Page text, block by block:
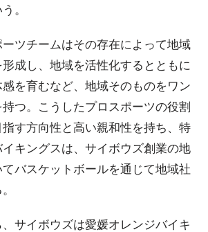
。
ツチームはその存在によって地域
成し、地域を活性化するとともに
を育むなど、地域そのものをワン
つ。こうしたプロスポーツの役割
す方向性と高い親和性を持ち、特
キングスは、サイボウズ創業の地
バスケットボールを通じて地域社
サイボウズは愛媛オレンジバイキ